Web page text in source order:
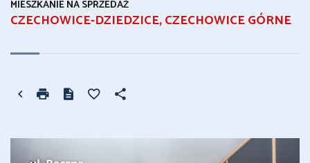
CZECHOWICE-DZIEDZICE, CZECHOWICE GÓRNE
MIESZKANIE NA SPRZEDAŻ